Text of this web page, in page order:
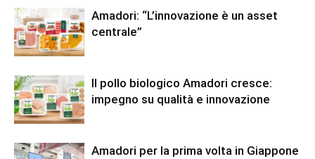
Amadori: “L’innovazione è un asset
centrale”
Il pollo biologico Amadori cresce:
impegno su qualità e innovazione
Amadori per la prima volta in Giappone